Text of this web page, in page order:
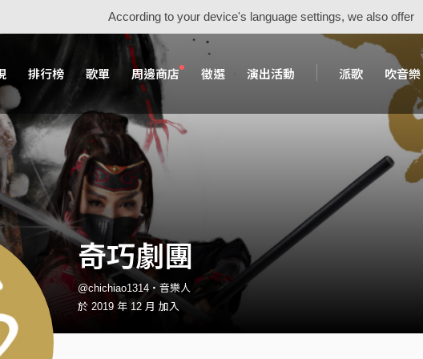
According to your device's language settings, we also offer
排行榜 歌單 周邊商店 徵選 演出活動 派歌 吹音樂
奇巧劇團
@chichiao1314・音樂人
於 2019 年 12 月 加入